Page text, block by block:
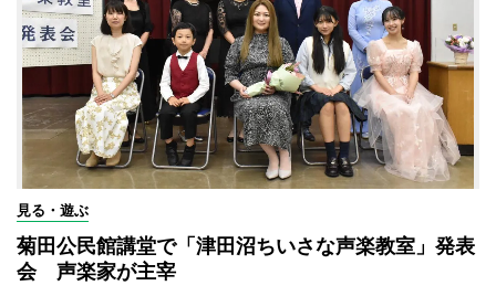
見る・遊ぶ
菊田公民館講堂で「津田沼ちいさな声楽教室」発表
会 声楽家が主宰